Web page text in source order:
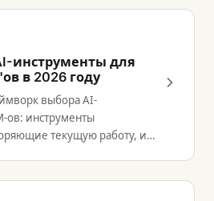
инструменты для
в 2026 году
выбора AI-
ов: инструменты
текущую работу, и